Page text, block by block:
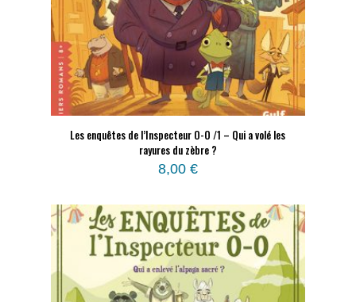
Les enquêtes de l’Inspecteur O-O /1 – Qui a volé les
rayures du zèbre ?
8,00 €